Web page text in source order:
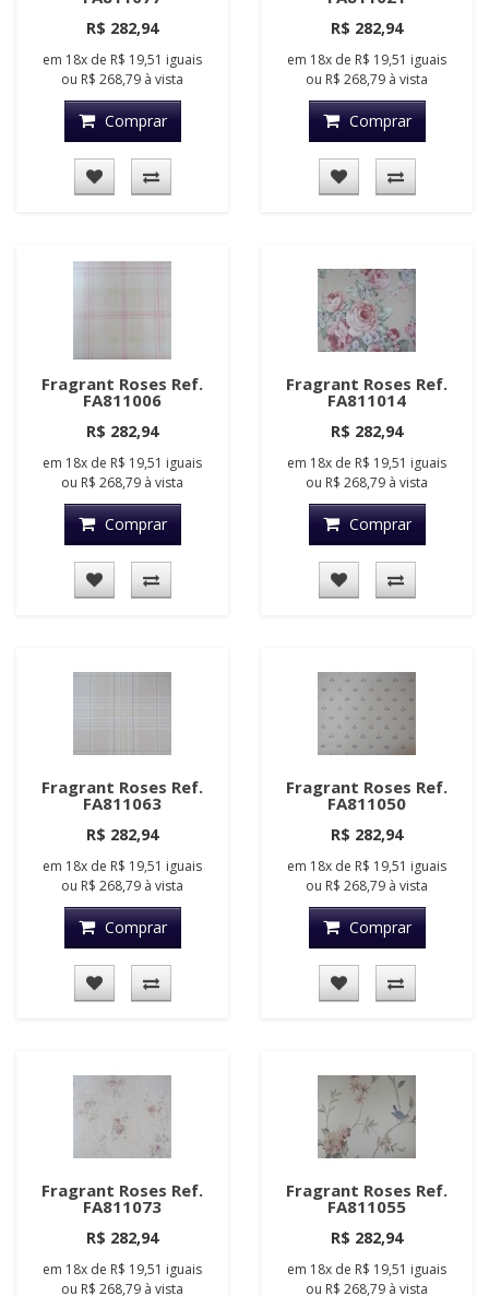
R$ 282,94
em 18x de R$ 19,51 iguais
ou R$ 268,79 à vista
Comprar
R$ 282,94
em 18x de R$ 19,51 iguais
ou R$ 268,79 à vista
Comprar
Fragrant Roses Ref.
FA811006
R$ 282,94
em 18x de R$ 19,51 iguais
ou R$ 268,79 à vista
Comprar
Fragrant Roses Ref.
FA811014
R$ 282,94
em 18x de R$ 19,51 iguais
ou R$ 268,79 à vista
Comprar
Fragrant Roses Ref.
FA811063
R$ 282,94
em 18x de R$ 19,51 iguais
ou R$ 268,79 à vista
Comprar
Fragrant Roses Ref.
FA811050
R$ 282,94
em 18x de R$ 19,51 iguais
ou R$ 268,79 à vista
Comprar
Fragrant Roses Ref.
FA811073
R$ 282,94
em 18x de R$ 19,51 iguais
ou R$ 268,79 à vista
Fragrant Roses Ref.
FA811055
R$ 282,94
em 18x de R$ 19,51 iguais
ou R$ 268,79 à vista